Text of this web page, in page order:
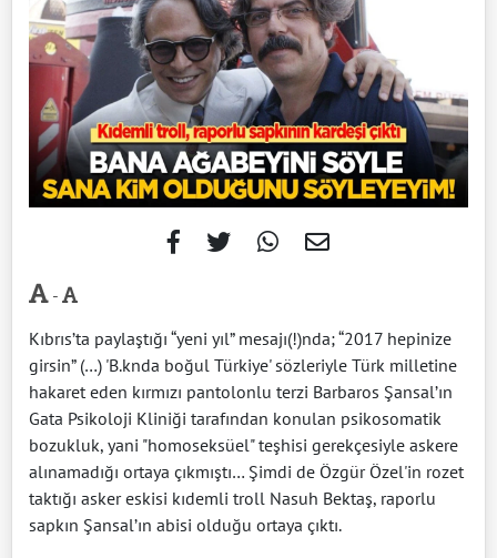
-
Kıbrıs’ta paylaştığı “yeni yıl” mesajı(!)nda; “2017 hepinize
girsin” (…) 'B.knda boğul Türkiye' sözleriyle Türk milletine
hakaret eden kırmızı pantolonlu terzi Barbaros Şansal’ın
Gata Psikoloji Kliniği tarafından konulan psikosomatik
bozukluk, yani "homoseksüel" teşhisi gerekçesiyle askere
alınamadığı ortaya çıkmıştı… Şimdi de Özgür Özel'in rozet
taktığı asker eskisi kıdemli troll Nasuh Bektaş, raporlu
sapkın Şansal’ın abisi olduğu ortaya çıktı.